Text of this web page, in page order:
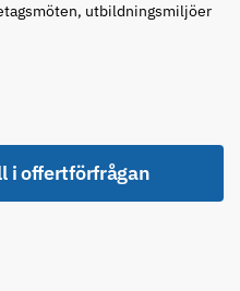
utbildningsmiljöer
i offertförfrågan